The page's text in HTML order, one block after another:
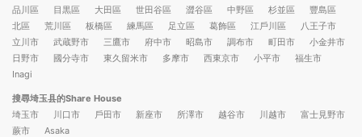
品川區
目黒區 大田區 世田谷區 澀谷區 中野區 杉並區
豐島區
北區
荒川區 板橋區 練馬區 足立區 葛飾區 江戶川區
八王子市
立川市
武蔵野市 三鷹市 府中市 昭島市 調布市 町田市
小金井市
日野市
國分寺市 東久留米市 多摩市 西東京市 小平市
福生市
Inagi
搜尋埼玉县的Share House
埼玉市
川口市 戶田市 新座市 所澤市 越谷市 川越市
富士見野市
蕨市
Asaka